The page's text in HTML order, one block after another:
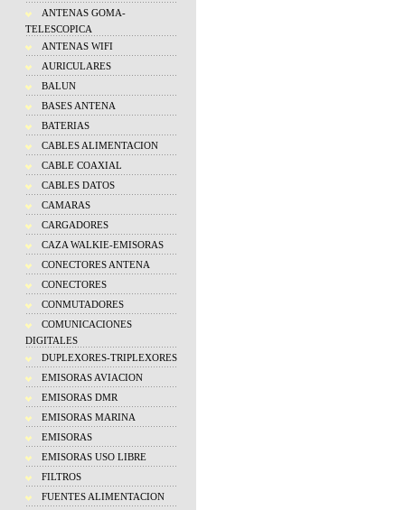
ANTENAS GOMA-
TELESCOPICA
ANTENAS WIFI
AURICULARES
BALUN
BASES ANTENA
BATERIAS
CABLES ALIMENTACION
CABLE COAXIAL
CABLES DATOS
CAMARAS
CARGADORES
CAZA WALKIE-EMISORAS
CONECTORES ANTENA
CONECTORES
CONMUTADORES
COMUNICACIONES
DIGITALES
DUPLEXORES-TRIPLEXORES
EMISORAS AVIACION
EMISORAS DMR
EMISORAS MARINA
EMISORAS
EMISORAS USO LIBRE
FILTROS
FUENTES ALIMENTACION